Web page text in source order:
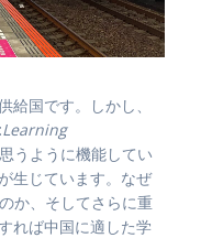
給国です。しかし、
Learning
うように機能してい
生じています。なぜ
か、そしてさらに重
れば中国に適した学